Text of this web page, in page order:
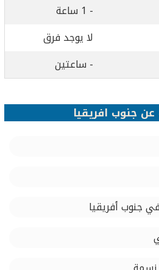
- 1 ساعة
لا يوجد فرق
- ساعتين
جنوب افريقيا
في جنوب أفريقيا